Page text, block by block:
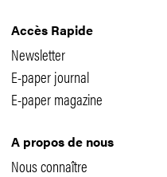
Accès Rapide
Newsletter
E-paper journal
E-paper magazine
A propos de nous
Nous connaître